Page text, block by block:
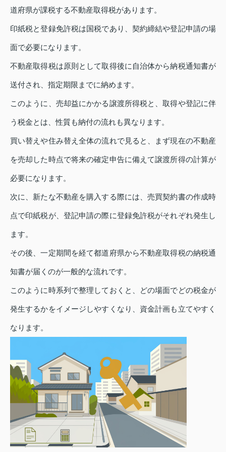
道府県が課税する不動産取得税があります。
印紙税と登録免許税は国税であり、契約締結や登記申請の場
面で必要になります。
不動産取得税は原則として取得後に自治体から納税通知書が
送付され、指定期限までに納めます。
このように、売却益にかかる譲渡所得税と、取得や登記に伴
う税金とは、性質も納付の流れも異なります。
買い替えや住み替え全体の流れで見ると、まず現在の不動産
を売却した時点で将来の確定申告に備えて譲渡所得の計算が
必要になります。
次に、新たな不動産を購入する際には、売買契約書の作成時
点で印紙税が、登記申請の際に登録免許税がそれぞれ発生し
ます。
その後、一定期間を経て都道府県から不動産取得税の納税通
知書が届くのが一般的な流れです。
このように時系列で整理しておくと、どの場面でどの税金が
発生するかをイメージしやすくなり、資金計画も立てやすく
なります。